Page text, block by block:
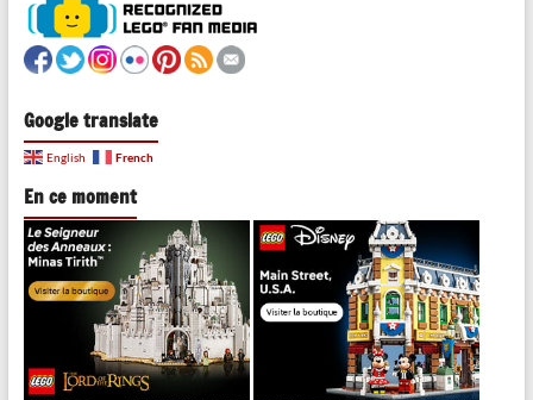
Google translate
English French
En ce moment